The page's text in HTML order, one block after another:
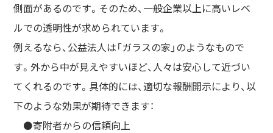
側面があるのです。そのため、一般企業以上に高いレベ
ルでの透明性が求められています。
例えるなら、公益法人は「ガラスの家」のようなもので
す。外から中が見えやすいほど、人々は安心して近づい
てくれるのです。具体的には、適切な報酬開示により、以
下のような効果が期待できます：
⚫️寄附者からの信頼向上